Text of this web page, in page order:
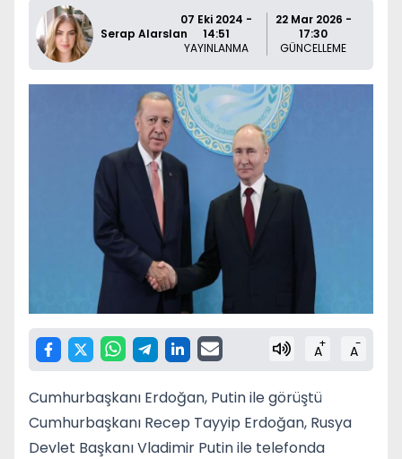
Serap Alarslan
07 Eki 2024 -
14:51
YAYINLANMA
22 Mar 2026 -
17:30
GÜNCELLEME
A+ A-
Cumhurbaşkanı Erdoğan, Putin ile görüştü
Cumhurbaşkanı Recep Tayyip Erdoğan, Rusya
Devlet Başkanı Vladimir Putin ile telefonda